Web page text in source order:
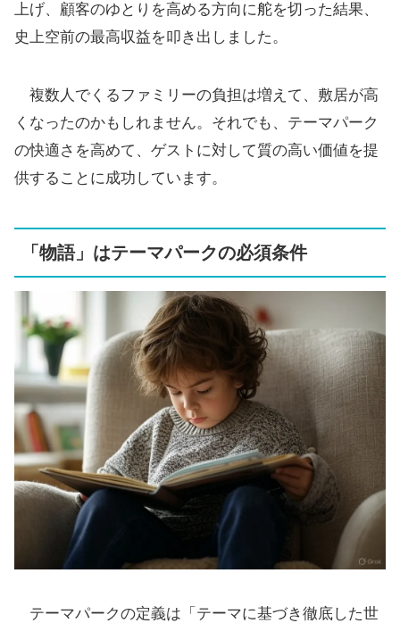
上げ、顧客のゆとりを高める方向に舵を切った結果、
史上空前の最高収益を叩き出しました。
複数人でくるファミリーの負担は増えて、敷居が高
くなったのかもしれません。それでも、テーマパーク
の快適さを高めて、ゲストに対して質の高い価値を提
供することに成功しています。
「物語」はテーマパークの必須条件
テーマパークの定義は「テーマに基づき徹底した世